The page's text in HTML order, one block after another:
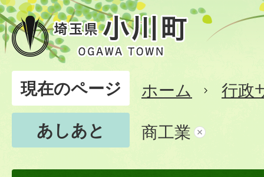
現在のページ ホーム
行政
あしあと
商工業